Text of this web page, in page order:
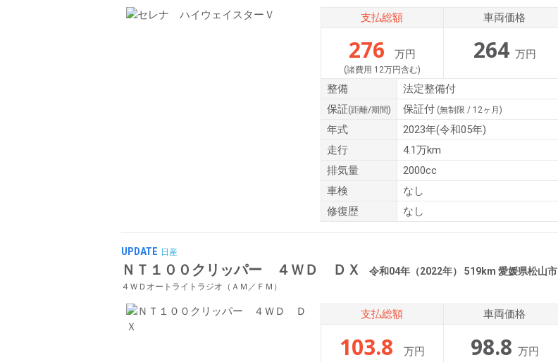
支払総額
276 万円
(諸費用 12万円含む)
車両価格
264 万円
整備
法定整備付
保証(距離/期間) 保証付(無制限 / 12ヶ月)
年式
2023年(令和05年)
走行
4.1万km
排気量
2000cc
車検
なし
修復歴
なし
UPDATE 日産
ＮＴ１００クリッパー ４ＷＤ ＤＸ 令和04年（2022年） 519km 愛媛県松山市
４ＷＤオートライトラジオ（ＡＭ／ＦＭ）
支払総額
103.8 万円
車両価格
98.8 万円